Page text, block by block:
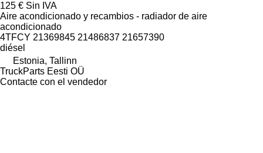
125 € Sin IVA
Aire acondicionado y recambios - radiador de aire
acondicionado
4TFCY 21369845 21486837 21657390
diésel
Estonia, Tallinn
TruckParts Eesti OÜ
Contacte con el vendedor